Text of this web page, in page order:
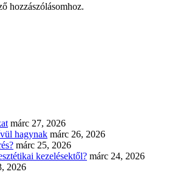
hozzászólásomhoz.
márc 27, 2026
hagynak márc 26, 2026
márc 25, 2026
kezelésektől? márc 24, 2026
2026